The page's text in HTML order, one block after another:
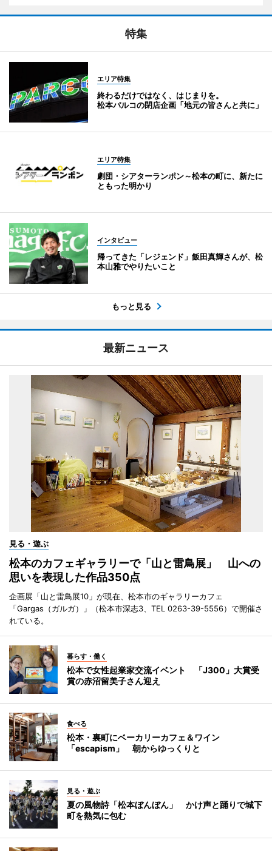
特集
エリア特集
終わるだけではなく、はじまりを。
松本パルコの閉店企画「地元の皆さんと共に」
エリア特集
劇団・シアターランポン～松本の町に、新たに
ともった明かり
インタビュー
帰ってきた「レジェンド」飯田真輝さんが、松
本山雅でやりたいこと
もっと見る
最新ニュース
見る・遊ぶ
松本のカフェギャラリーで「山と雷鳥展」 山への
思いを表現した作品350点
企画展「山と雷鳥展10」が現在、松本市のギャラリーカフェ
「Gargas（ガルガ）」（松本市深志3、TEL 0263-39-5556）で開催さ
れている。
暮らす・働く
松本で女性起業家交流イベント 「J300」大賞受
賞の赤沼留美子さん迎え
食べる
松本・裏町にベーカリーカフェ＆ワイン
「escapism」 朝からゆっくりと
見る・遊ぶ
夏の風物詩「松本ぼんぼん」 かけ声と踊りで城下
町を熱気に包む